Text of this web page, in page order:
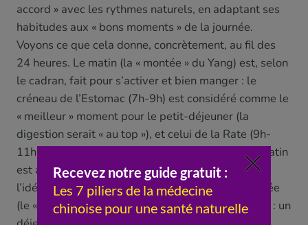
accord » avec les rythmes naturels, en adaptant ses
habitudes aux « bons moments » de la journée.
Voyons ce que cela donne, concrètement, au fil des
24 heures. Le matin (la « montée » du Yang) est, selon
le cadran, fait pour s’activer et bien manger : le
créneau de l’Estomac (7h-9h) est considéré comme le
« meilleur » moment pour le petit-déjeuner (la
digestion serait « au top »), et celui de la Rate (9h-
11h) propice à la concentration et au travail. Le matin
est aussi le moment du Gros Intestin (5h-7h), d’où
l’idée d’un transit « facilité » au réveil. La mi-journée
(le « pic » du Yang) correspond au Cœur (11h-13h) : un